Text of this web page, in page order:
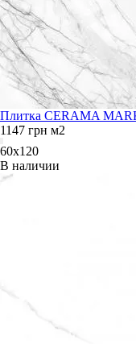
Плитка CERAMA
1147 грн м2
60x120
В наличии